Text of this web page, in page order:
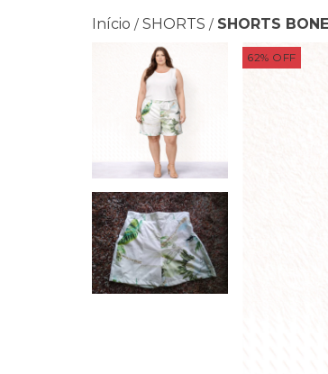
Início / SHORTS / SHORTS
62% OFF